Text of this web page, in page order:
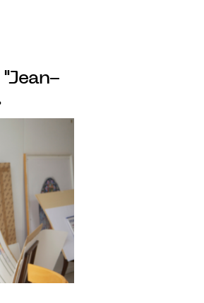
"Jean-
et